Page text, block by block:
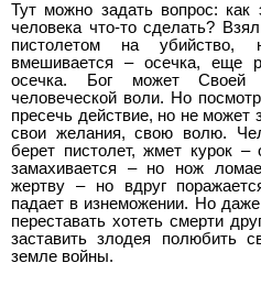
Тут можно задать вопрос: как
человека что-то сделать?
пистолетом на убийство,
вмешивается – осечка, еще
осечка. Бог может Своей
человеческой воли. Но
пресечь действие, но не может
свои желания, свою волю.
берет пистолет, жмет курок –
замахивается – но нож
жертву – но вдруг
падает в изнеможении. Но
переставать хотеть смерти
заставить злодея полюбить
земле войны.